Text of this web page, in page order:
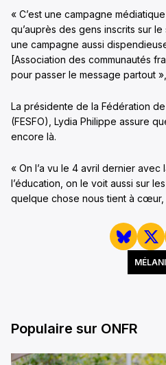
« C’est une campagne
qu’auprès des gens inscrits sur
une campagne aussi
[Association des communautés
pour passer le message partout
La présidente de la Fédération
(FESFO), Lydia Philippe assure
encore là.
« On l’a vu le 4 avril dernier
l’éducation, on le voit aussi sur
quelque chose nous tient à cœur,
Populaire sur ONFR